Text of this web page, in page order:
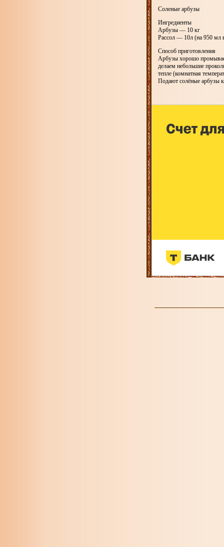
Соленые арбузы
Ингредиенты
Арбузы — 10 кг
Рассол — 10л (на 950 мл
Способ приготовления
Арбузы хорошо
делаем небольшие
тепле (комнатная
Подают солёные арбузы